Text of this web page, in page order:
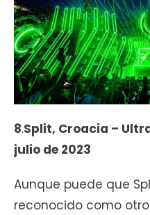
8.Split, Croacia –
julio de 2023
Aunque puede que
reconocido como